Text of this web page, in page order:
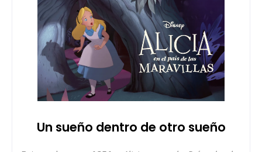
Un sueño dentro de otro sueño